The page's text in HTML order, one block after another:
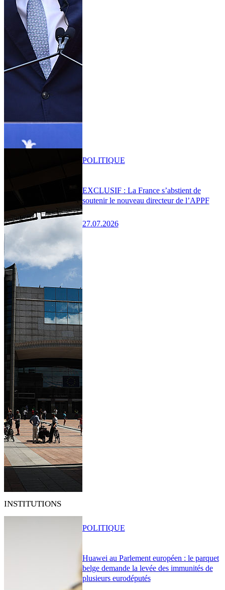
EXCLUSIF : La France s’abstient de
soutenir le nouveau directeur de l’APPF
27.07.2026
POLITIQUE
INSTITUTIONS
Huawei au Parlement européen : le parquet
belge demande la levée des immunités de
plusieurs eurodéputés
POLITIQUE